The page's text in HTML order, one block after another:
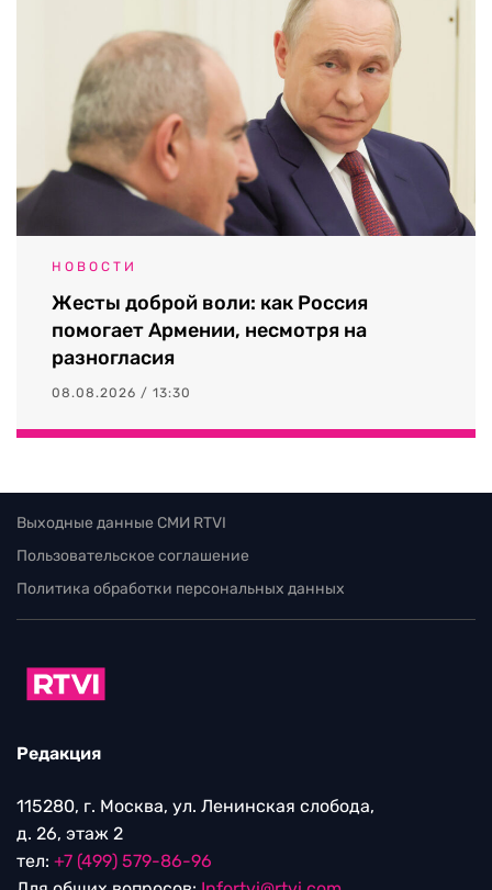
НОВОСТИ
Жесты доброй воли: как Россия
помогает Армении, несмотря на
разногласия
08.08.2026 / 13:30
Выходные данные СМИ RTVI
Пользовательское соглашение
Политика обработки персональных данных
Редакция
115280, г. Москва, ул. Ленинская слобода,
д. 26, этаж 2
тел: +7 (499) 579-86-96